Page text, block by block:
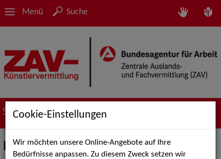
Menü Suche
Suche nach Künstler*innen
Inaktive Sedcard
Cookie-Einstellungen
Wir möchten unsere Online-Angebote auf Ihre
Bedürfnisse anpassen. Zu diesem Zweck setzen wir